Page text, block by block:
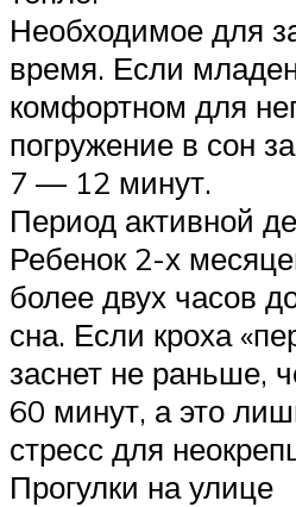
Необходимое для
время. Если
комфортном для
погружение в сон
7 — 12 минут.
Период активной
Ребенок 2-х
более двух часов
сна. Если кроха
заснет не раньше,
60 минут, а это
стресс для
Прогулки на улице